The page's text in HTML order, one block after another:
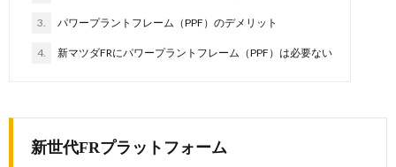
3. パワープラントフレーム（PPF）のデメリット
4. 新マツダFRにパワープラントフレーム（PPF）は必要ない
新世代FRプラットフォーム